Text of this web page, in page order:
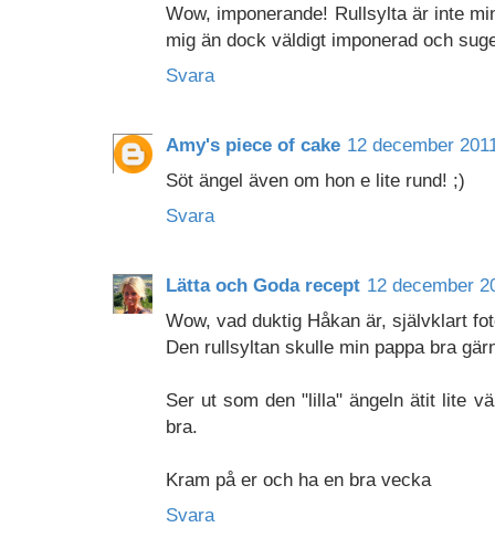
Wow, imponerande! Rullsylta är inte
mig än dock väldigt imponerad och
Svara
Amy's piece of cake 12 december
Söt ängel även om hon e lite rund! ;)
Svara
Lätta och Goda recept 12 december
Wow, vad duktig Håkan är, självklart
Den rullsyltan skulle min pappa bra
Ser ut som den "lilla" ängeln ätit lite
bra.
Kram på er och ha en bra vecka
Svara